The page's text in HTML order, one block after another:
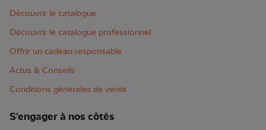
Découvrir le catalogue
Découvrir le catalogue professionnel
Offrir un cadeau responsable
Actus & Conseils
Conditions générales de vente
S'engager à nos côtés